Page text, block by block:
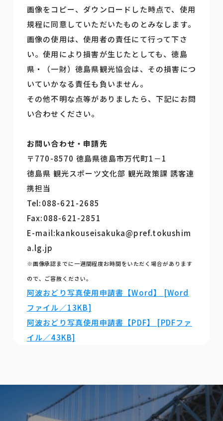
画像をコピー、ダウンロードした時点で、使用
規程に同意していただいたものとみなします。
画像の使用は、使用者の責任にて行って下さ
い。使用により損害が生じたとしても、徳島
県・（一財）徳島県観光協会は、その損害につ
いていかなる責任も負いません。
その他不明な点等がありましたら、下記にお問
い合わせください。
お問い合わせ・申請先
〒770-8570 徳島県徳島市万代町1－1
徳島県 観光スポーツ文化部 観光政策課 誘客連
携担当
Tel:088-621-2685
Fax:088-621-2851
E-mail:kankouseisakuka@pref.tokushim
a.lg.jp
※画像承認までに一週間程度お時間をいただく場合があります
ので、ご容赦ください。
阿波おどり写真使用申請書【Word】 [Word
ファイル／13KB]
阿波おどり写真使用申請書【PDF】 [PDFファ
イル／43KB]